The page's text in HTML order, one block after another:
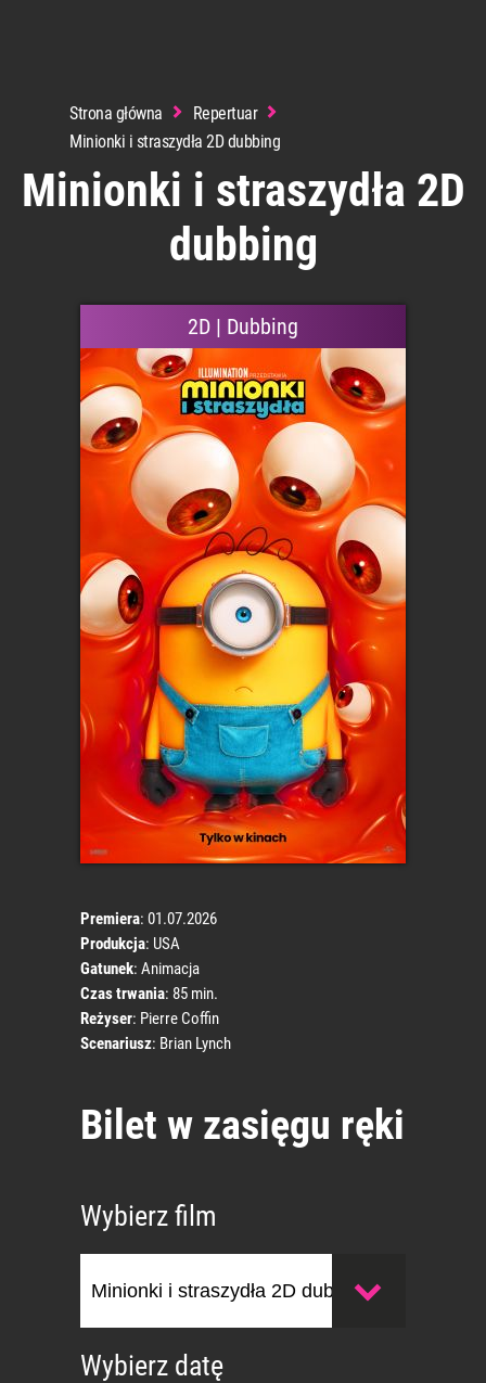
Strona główna
Repertuar
Minionki i straszydła 2D dubbing
Minionki i straszydła 2D
dubbing
2D | Dubbing
Premiera: 01.07.2026
Produkcja: USA
Gatunek: Animacja
Czas trwania: 85 min.
Reżyser: Pierre Coffin
Scenariusz: Brian Lynch
Bilet w zasięgu ręki
Wybierz film
Wybierz datę